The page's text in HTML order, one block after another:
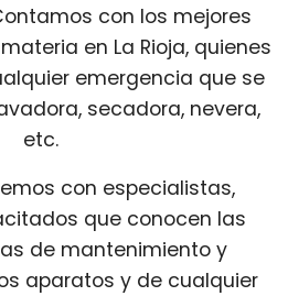
con los mejores
en La Rioja, quienes
emergencia que se
secadora, nevera,
etc.
con especialistas,
que conocen las
de mantenimiento y
aparatos y de cualquier